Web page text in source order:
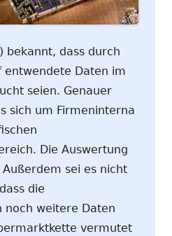
bekannt, dass durch
entwendete Daten im
seien. Genauer
sich um Firmeninterna
Die Auswertung
sei es nicht
die
noch weitere Daten
vermutet